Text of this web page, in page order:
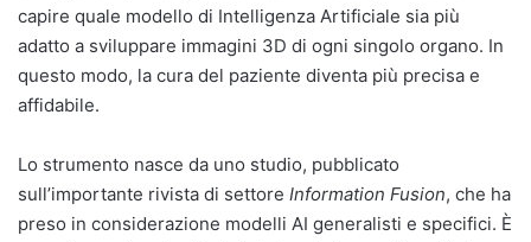
capire quale modello di Intelligenza Artificiale sia più
adatto a sviluppare immagini 3D di ogni singolo organo. In
questo modo, la cura del paziente diventa più precisa e
affidabile.
Lo strumento nasce da uno studio, pubblicato
sull’importante rivista di settore Information Fusion, che ha
preso in considerazione modelli AI generalisti e specifici. È